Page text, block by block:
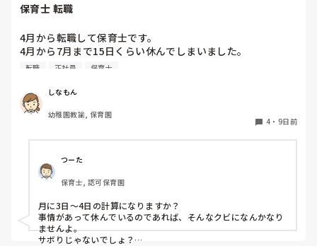
保育士 転職
4月から転職して保育士です。
4月から7月まで15日くらい休んでしまいました。
同じクラスの先生いるのですが、いい気しないと思います。
転職 正社員 保育士
しなもん
幼稚園教諭, 保育園
4 ・ 9日前
つーた
保育士, 認可保育園
月に3日〜4日の計算になりますか？
事情があって休んでいるのであれば、そんなクビになんかなり
ませんよ。
サボりじゃないでしょ？